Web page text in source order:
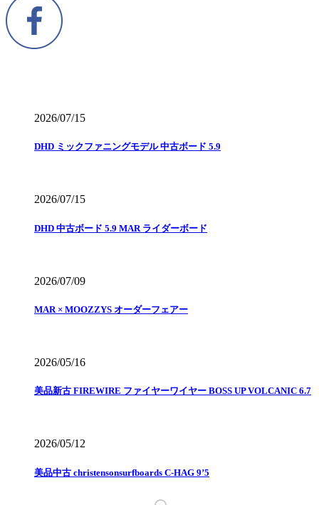
2026/07/15
DHD ミックファニングモデル 中古ボード 5.9
2026/07/15
DHD 中古ボード 5.9 MAR ライダーボード
2026/07/09
MAR × MOOZZYS オーダーフェアー
2026/05/16
美品新古 FIREWIRE ファイヤーワイヤー BOSS UP VOLCANIC 6.7
2026/05/12
美品中古 christensonsurfboards C-HAG 9’5